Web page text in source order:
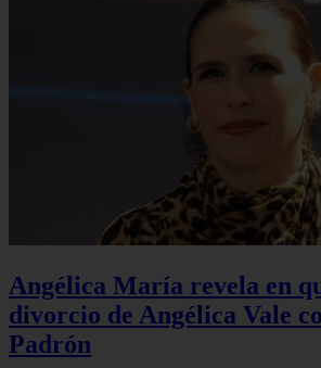
Angélica María revela en
divorcio de Angélica Vale
Padrón